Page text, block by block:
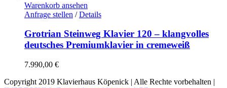
Warenkorb ansehen
Anfrage stellen / Details
Grotrian Steinweg Klavier 120 – klangvolles
deutsches Premiumklavier in cremeweiß
7.990,00 €
Copyright 2019 Klavierhaus Köpenick | Alle Rechte vorbehalten |